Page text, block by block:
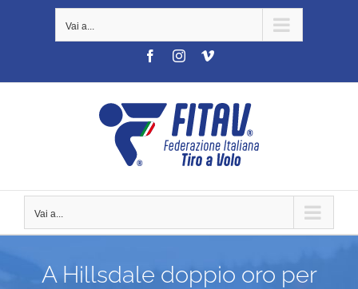
Vai a...
FacebookInstagramVimeo
Vai a...
A Hillsdale doppio oro per